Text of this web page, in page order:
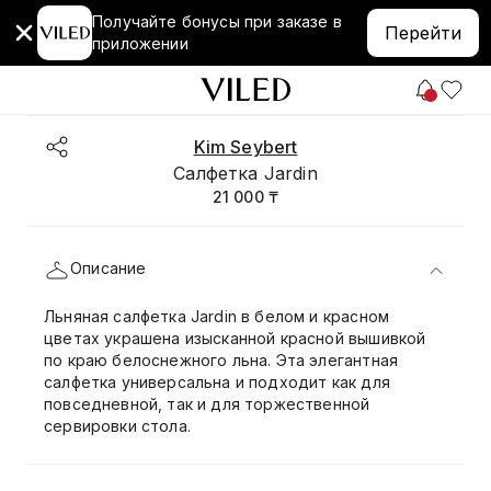
Получайте бонусы при заказе в
приложении
Перейти
Kim Seybert
Салфетка Jardin
21 000 ₸
Описание
Льняная салфетка Jardin в белом и красном
цветах украшена изысканной красной вышивкой
по краю белоснежного льна. Эта элегантная
салфетка универсальна и подходит как для
повседневной, так и для торжественной
сервировки стола.